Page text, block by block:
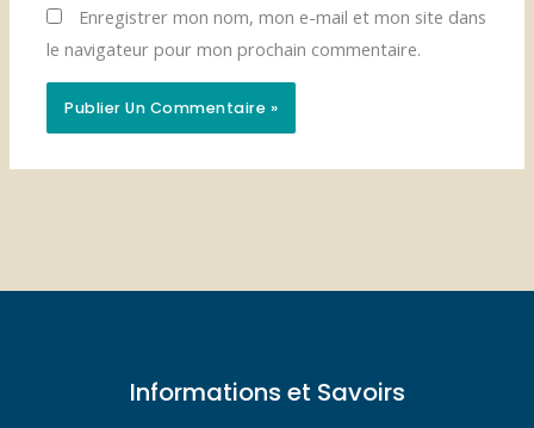
Enregistrer mon nom, mon e-mail et mon site dans
le navigateur pour mon prochain commentaire.
Informations et Savoirs